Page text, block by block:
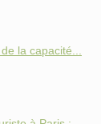
la capacité...